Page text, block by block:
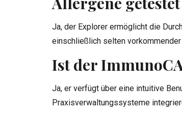
Ja, der Explorer ermöglicht die
einschließlich selten vorkommender
Ist der
Ja, er verfügt über eine intuitive
Praxisverwaltungssysteme